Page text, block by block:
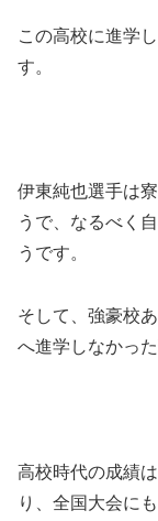
この高校に進学
す。
伊東純也選手は
うで、なるべく
うです。
そして、強豪校
へ進学しなかっ
高校時代の成績
り、全国大会に